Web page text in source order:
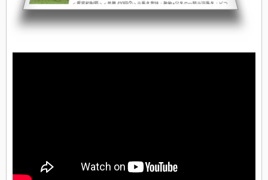
＜重賞初制覇＞＜単勝 410円②＞※馬名意味：敬称+父名の一部※旧馬名：ピコ
て行われた一戦これまで、同じ１週前倒しされたトライアルを振り返ると…G2
優...